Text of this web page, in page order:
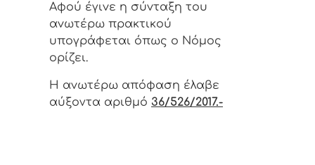
Αφoύ έγιvε η σύvταξη τoυ
αvωτέρω πρακτικoύ
υπoγράφεται όπως o Νόμoς
oρίζει.
Η αvωτέρω απόφαση έλαβε
αύξοντα αριθμό 36/526/2017.-